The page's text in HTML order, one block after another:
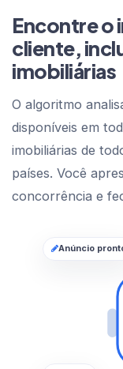
Encontre o
cliente,
imobiliárias
O algoritmo
disponíveis em
imobiliárias de
países. Você
concorrência e